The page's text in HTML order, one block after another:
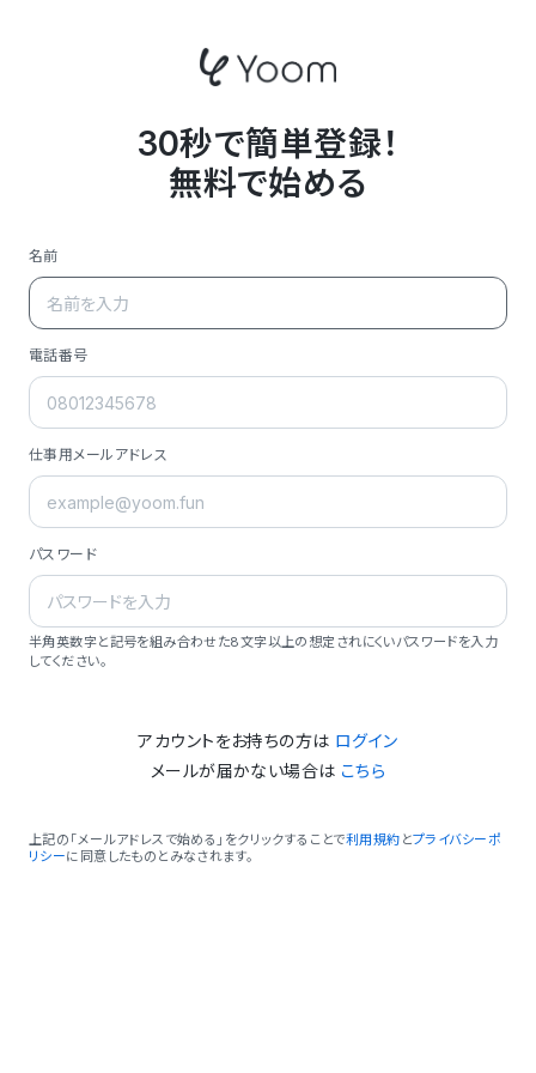
30秒で簡単登録！
無料で始める
名前
電話番号
仕事用メールアドレス
パスワード
半角英数字と記号を組み合わせた8文字以上の想定されにくいパスワードを入力
してください。
アカウントをお持ちの方は ログイン
メールが届かない場合は こちら
上記の「メールアドレスで始める」をクリックすることで利用規約 とプライバシーポ
リシーに同意したものとみなされます。